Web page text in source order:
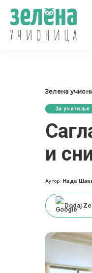
Зелена
За учитеље
и
Posted
Аутор: Нада
Dodaj